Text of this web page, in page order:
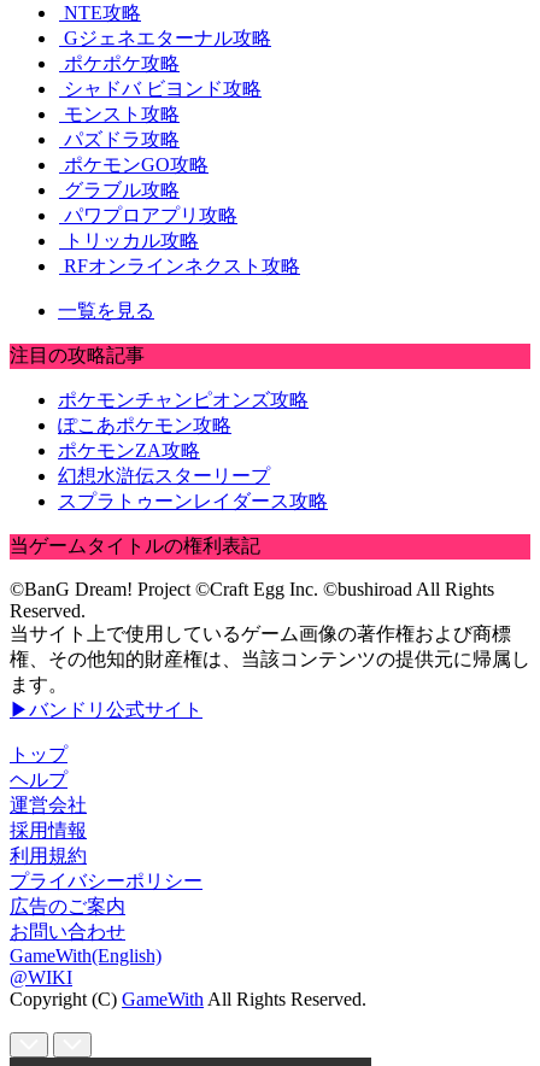
NTE攻略
Gジェネエターナル攻略
ポケポケ攻略
シャドバ ビヨンド攻略
モンスト攻略
パズドラ攻略
ポケモンGO攻略
グラブル攻略
パワプロアプリ攻略
トリッカル攻略
RFオンラインネクスト攻略
一覧を見る
注目の攻略記事
ポケモンチャンピオンズ攻略
ぽこあポケモン攻略
ポケモンZA攻略
幻想水滸伝スターリープ
スプラトゥーンレイダース攻略
当ゲームタイトルの権利表記
©BanG Dream! Project ©Craft Egg Inc. ©bushiroad All Rights
Reserved.
当サイト上で使用しているゲーム画像の著作権および商標
権、その他知的財産権は、当該コンテンツの提供元に帰属し
ます。
▶バンドリ公式サイト
トップ
ヘルプ
運営会社
採用情報
利用規約
プライバシーポリシー
広告のご案内
お問い合わせ
GameWith(English)
@WIKI
Copyright (C) GameWith All Rights Reserved.